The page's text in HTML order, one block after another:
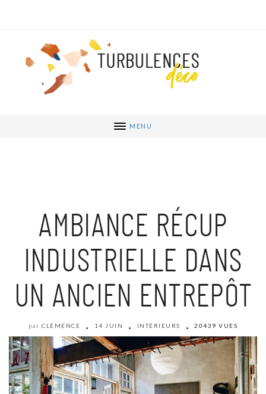
MENU
AMBIANCE RÉCUP
INDUSTRIELLE DANS
UN ANCIEN ENTREPÔT
par CLÉMENCE 14 JUIN INTÉRIEURS 20439 VUES